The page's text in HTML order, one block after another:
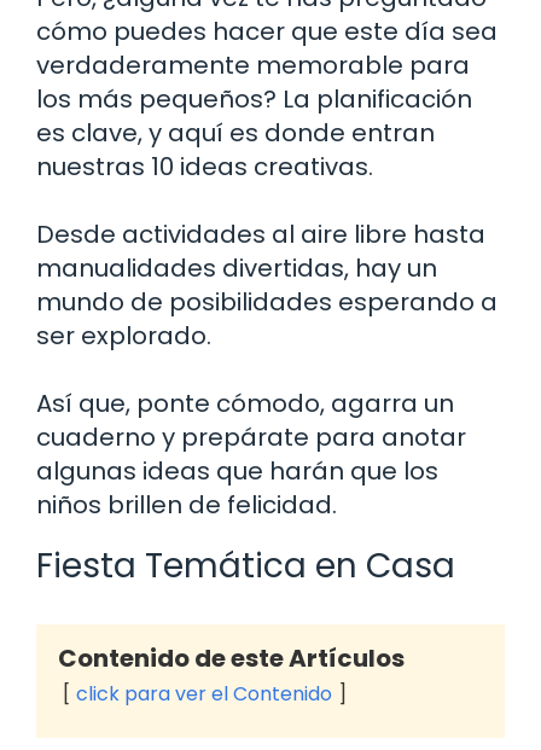
cómo puedes hacer que este día sea
verdaderamente memorable para
los más pequeños? La planificación
es clave, y aquí es donde entran
nuestras 10 ideas creativas.
Desde actividades al aire libre hasta
manualidades divertidas, hay un
mundo de posibilidades esperando a
ser explorado.
Así que, ponte cómodo, agarra un
cuaderno y prepárate para anotar
algunas ideas que harán que los
niños brillen de felicidad.
Fiesta Temática en Casa
Contenido de este Artículos
click para ver el Contenido